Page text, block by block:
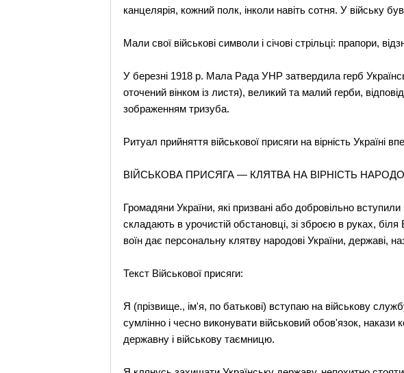
канцелярія, кожний полк, інколи навіть сотня. У війську
Мали свої військові символи і січові стрільці: прапори,
У березні 1918 р. Мала Рада УНР затвердила герб
оточений вінком із листя), великий та малий герби,
зображенням тризуба.
Ритуал прийняття військової присяги на вірність Україні
ВІЙСЬКОВА ПРИСЯГА — КЛЯТВА НА ВІРНІСТЬ
Громадяни України, які призвані або добровільно
складають в урочистій обстановці, зі зброєю в руках,
воїн дає персональну клятву народові України, державі,
Текст Військової присяги:
Я (прізвище., ім'я, по батькові) вступаю на військову
сумлінно і чесно виконувати військовий обов'язок, накази
державну і військову таємницю.